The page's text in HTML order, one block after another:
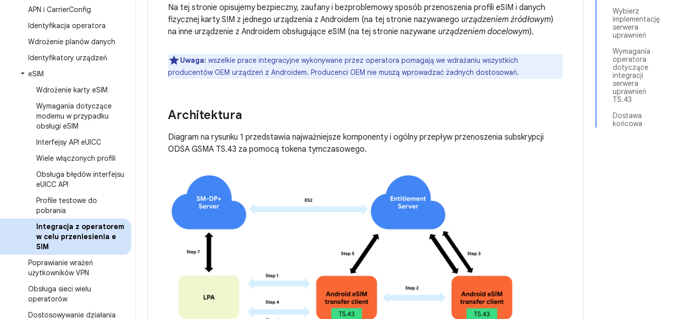
APN i CarrierConfig
Identyfikacja operatora
Wdrożenie planów danych
Identyfikatory urządzeń
eSIM
Wdrożenie karty eSIM
Wymagania dotyczące
modemu w przypadku
obsługi eSIM
Interfejsy API eUICC
Wiele włączonych profili
Obsługa błędów interfejsu
eUICC API
Profile testowe do
pobrania
Integracja z operatorem
w celu przeniesienia e
SIM
Poprawianie wrażeń
użytkowników VPN
Obsługa sieci wielu
operatorów
Dostosowywanie działania
Wybierz
implementację
serwera
uprawnień
Wymagania
operatora
dotyczące
integracji
serwera
uprawnień
TS.43
Dostawa
końcowa
Na tej stronie opisujemy bezpieczny, zaufany i bezproblemowy sposób przenoszenia profili eSIM i danych
fizycznej karty SIM z jednego urządzenia z Androidem (na tej stronie nazywanego urządzeniem źródłowym)
na inne urządzenie z Androidem obsługujące eSIM (na tej stronie nazywane urządzeniem docelowym).
Uwaga: wszelkie prace integracyjne wykonywane przez operatora pomagają we wdrażaniu wszystkich
producentów OEM urządzeń z Androidem. Producenci OEM nie muszą wprowadzać żadnych dostosowań.
Architektura
Diagram na rysunku 1 przedstawia najważniejsze komponenty i ogólny przepływ przenoszenia subskrypcji
ODSA GSMA TS.43 za pomocą tokena tymczasowego.